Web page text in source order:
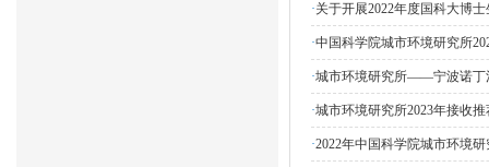
·关于开展2022年度国科大博
·中国科学院城市环境研究所
·城市环境研究所——宁波诺丁
·城市环境研究所2023年接收
·2022年中国科学院城市环境